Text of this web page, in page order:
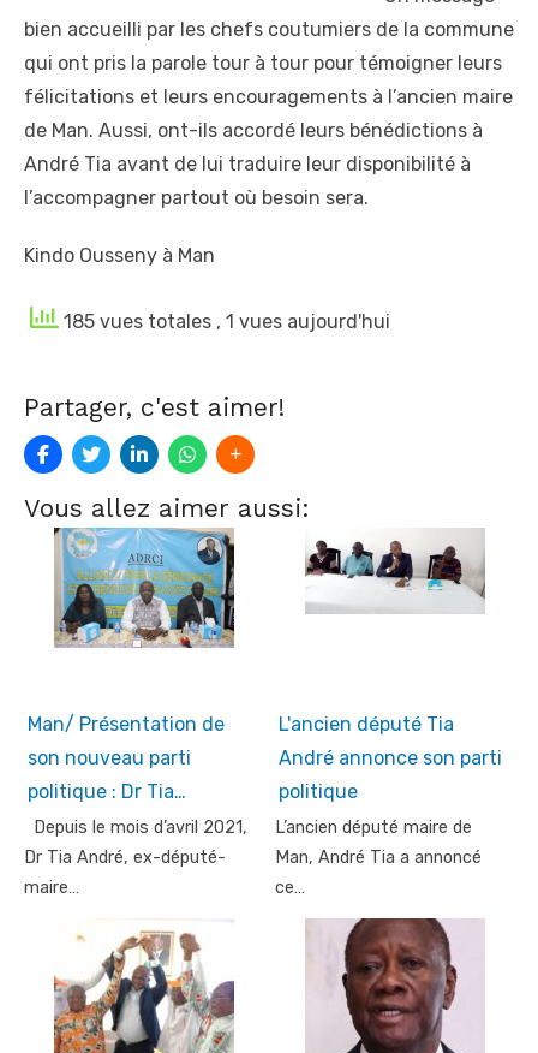
bien accueilli par les chefs coutumiers de la commune
qui ont pris la parole tour à tour pour témoigner leurs
félicitations et leurs encouragements à l’ancien maire
de Man. Aussi, ont-ils accordé leurs bénédictions à
André Tia avant de lui traduire leur disponibilité à
l’accompagner partout où besoin sera.
Kindo Ousseny à Man
185 vues totales , 1 vues aujourd'hui
Partager, c'est aimer!
Vous allez aimer aussi:
Man/ Présentation de
son nouveau parti
politique : Dr Tia…
Depuis le mois d’avril 2021,
Dr Tia André, ex-député-
maire…
L'ancien député Tia
André annonce son parti
politique
L’ancien député maire de
Man, André Tia a annoncé
ce…